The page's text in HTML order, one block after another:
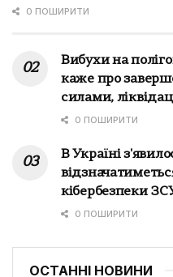
0 ПОШИРИТИ
Вибухи на
каже про
силами,
0 ПОШИРИТИ
В Україні
кібербезпеки
0 ПОШИРИТИ
ОСТАННІ НОВИНИ